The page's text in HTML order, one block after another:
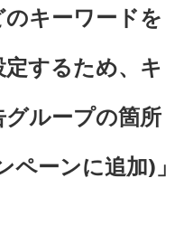
キーワードを
するため、キ
ループの箇所
ーンに追加)」